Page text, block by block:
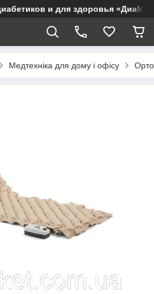
и для здоровья
Медтехніка для дому і офісу